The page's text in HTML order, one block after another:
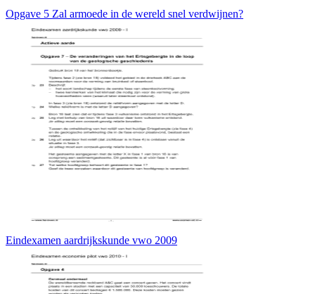
Opgave 5 Zal armoede in de wereld snel verdwijnen?
Eindexamen aardrijkskunde vwo 2009